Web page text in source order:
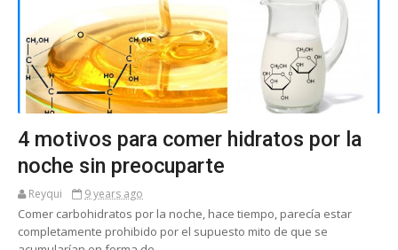
4 motivos para comer hidratos por la
noche sin preocuparte
Reyqui 9 years ago
Comer carbohidratos por la noche, hace tiempo, parecía estar
completamente prohibido por el supuesto mito de que se